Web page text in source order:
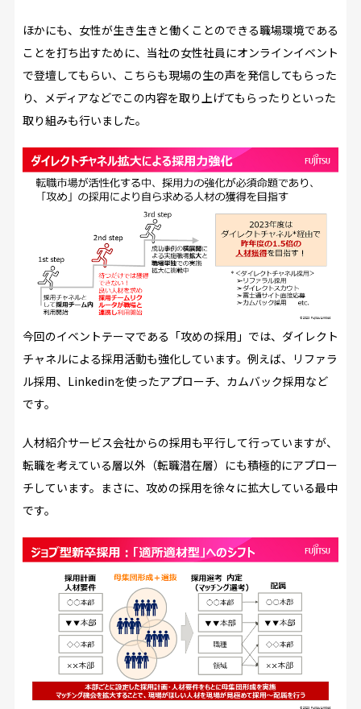
ほかにも、女性が生き生きと働くことのできる職場環境である
ことを打ち出すために、当社の女性社員にオンラインイベント
で登壇してもらい、こちらも現場の生の声を発信してもらった
り、メディアなどでこの内容を取り上げてもらったりといった
取り組みも行いました。
今回のイベントテーマである「攻めの採用」では、ダイレクト
チャネルによる採用活動も強化しています。例えば、リファラ
ル採用、Linkedinを使ったアプローチ、カムバック採用など
です。
人材紹介サービス会社からの採用も平行して行っていますが、
転職を考えている層以外（転職潜在層）にも積極的にアプロー
チしています。まさに、攻めの採用を徐々に拡大している最中
です。